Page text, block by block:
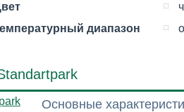
диапазон
Основные